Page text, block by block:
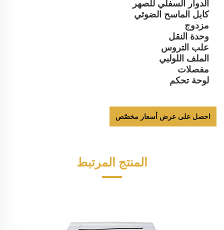
الدوار السفلي للصهر
كابل الماسح الضوئي
مزدوج
وحدة النقل
علب التروس
الملف اللولبي
مفصلات
لوحة تحكم
احصل على عرض أسعار مخصّص
المنتج المرتبط